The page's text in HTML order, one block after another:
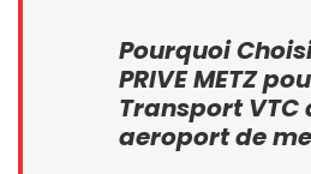
Pourquoi
PRIVE METZ
Transport
aeroport de